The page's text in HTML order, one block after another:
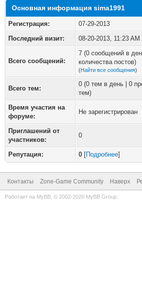
Основная информация sima1991
Регистрация:
07-29-2013
Последний визит:
08-20-2013, 11:23 AM
Всего сообщений:
7 (0 сообщений в
количества постов)
(Найти все сообщения)
Всего тем:
0 (0 тем в день | 0
тем)
Время участия на
форуме:
Не зарегистрирован
Приглашений от
участников:
0
Репутация: 0 [Подробнее]
Контакты Zone-Game Community Наверх
Работает на MyBB , © 2002-2026 MyBB Group